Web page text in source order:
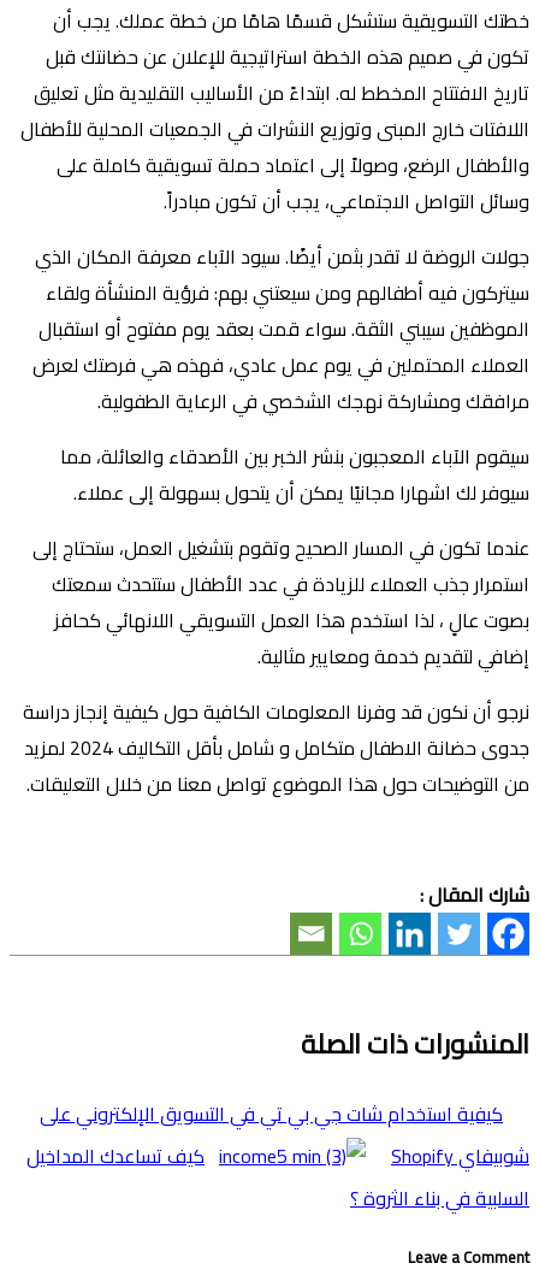
خطتك التسويقية ستشكل قسمًا هامًا من خطة عملك. يجب أن
تكون في صميم هذه الخطة استراتيجية للإعلان عن حضانتك قبل
تاريخ الافتتاح المخطط له. ابتداءً من الأساليب التقليدية مثل تعليق
اللافتات خارج المبنى وتوزيع النشرات في الجمعيات المحلية للأطفال
والأطفال الرضع، وصولاً إلى اعتماد حملة تسويقية كاملة على
وسائل التواصل الاجتماعي، يجب أن تكون مبادراً.
جولات الروضة لا تقدر بثمن أيضًا. سيود الآباء معرفة المكان الذي
سيتركون فيه أطفالهم ومن سيعتني بهم: فرؤية المنشأة ولقاء
الموظفين سيبني الثقة. سواء قمت بعقد يوم مفتوح أو استقبال
العملاء المحتملين في يوم عمل عادي، فهذه هي فرصتك لعرض
مرافقك ومشاركة نهجك الشخصي في الرعاية الطفولية.
سيقوم الآباء المعجبون بنشر الخبر بين الأصدقاء والعائلة، مما
سيوفر لك اشهارا مجانيًا يمكن أن يتحول بسهولة إلى عملاء.
عندما تكون في المسار الصحيح وتقوم بتشغيل العمل، ستحتاج إلى
استمرار جذب العملاء للزيادة في عدد الأطفال ستتحدث سمعتك
بصوت عالٍ ، لذا استخدم هذا العمل التسويقي اللانهائي كحافز
إضافي لتقديم خدمة ومعايير مثالية.
نرجو أن نكون قد وفرنا المعلومات الكافية حول كيفية إنجاز دراسة
جدوى حضانة الاطفال متكامل و شامل بأقل التكاليف 2024 لمزيد
من التوضيحات حول هذا الموضوع تواصل معنا من خلال التعليقات.
شارك المقال :
المنشورات ذات الصلة
كيفية استخدام شات جي بي تي في التسويق اﻹلكتروني على
شوبيفاي Shopify
كيف تساعدك المداخيل
السلبية في بناء الثروة ؟
Leave a Comment